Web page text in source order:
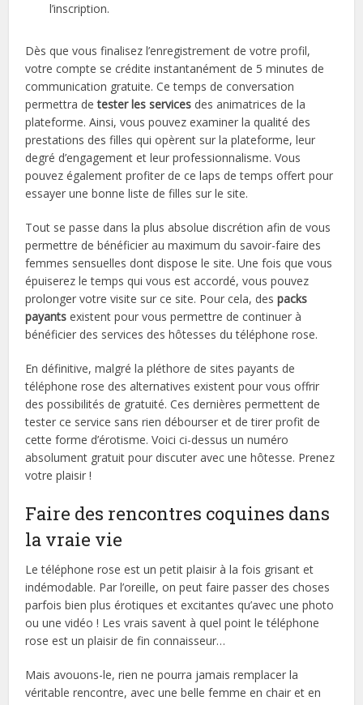
l’inscription.
Dès que vous finalisez l’enregistrement de votre profil,
votre compte se crédite instantanément de 5 minutes de
communication gratuite. Ce temps de conversation
permettra detester les services des animatrices de la
plateforme. Ainsi, vous pouvez examiner la qualité des
prestations des filles qui opèrent sur la plateforme, leur
degré d’engagement et leur professionnalisme. Vous
pouvez également profiter de ce laps de temps offert pour
essayer une bonne liste de filles sur le site.
Tout se passe dans la plus absolue discrétion afin de vous
permettre de bénéficier au maximum du savoir-faire des
femmes sensuelles dont dispose le site. Une fois que vous
épuiserez le temps qui vous est accordé, vous pouvez
prolonger votre visite sur ce site. Pour cela, despacks
payants existent pour vous permettre de continuer à
bénéficier des services des hôtesses du téléphone rose.
En définitive, malgré la pléthore de sites payants de
téléphone rose des alternatives existent pour vous offrir
des possibilités de gratuité. Ces dernières permettent de
tester ce service sans rien débourser et de tirer profit de
cette forme d’érotisme. Voici ci-dessus un numéro
absolument gratuit pour discuter avec une hôtesse. Prenez
votre plaisir !
Faire des rencontres coquines dans
la vraie vie
Le téléphone rose est un petit plaisir à la fois grisant et
indémodable. Par l’oreille, on peut faire passer des choses
parfois bien plus érotiques et excitantes qu’avec une photo
ou une vidéo ! Les vrais savent à quel point le téléphone
rose est un plaisir de fin connaisseur…
Mais avouons-le, rien ne pourra jamais remplacer la
véritable rencontre, avec une belle femme en chair et en